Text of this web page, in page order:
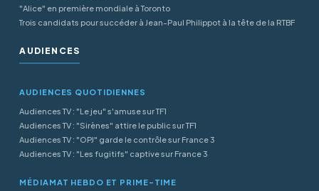
"Alice" en première mondiale à Toronto
Trois candidats pour succéder à Jean-Paul Philippot à la tête de la RTBF
AUDIENCES
AUDIENCES QUOTIDIENNES
Audiences TV : "Le jeu" s'amuse sur TF1
Audiences TV : "Sirènes" attire le public sur TF1
Audiences TV : "OPJ" garde le contrôle sur France 3
Audiences TV : "Les fugitifs" captive sur France 3
MÉDIAMAT HEBDO ET PRIME-TIME